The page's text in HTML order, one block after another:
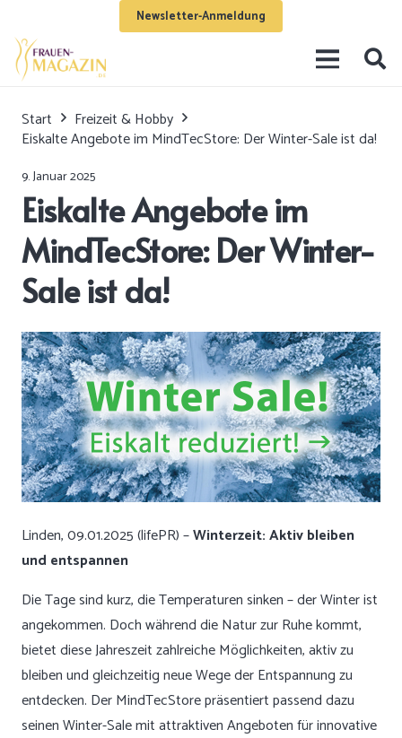
Newsletter-Anmeldung
Start
Freizeit & Hobby
Eiskalte Angebote im MindTecStore: Der Winter-Sale ist da!
9. Januar 2025
Eiskalte Angebote im
MindTecStore: Der Winter-
Sale ist da!
Linden, 09.01.2025 (lifePR) –Winterzeit: Aktiv bleiben
und entspannen
Die Tage sind kurz, die Temperaturen sinken – der Winter ist
angekommen. Doch während die Natur zur Ruhe kommt,
bietet diese Jahreszeit zahlreiche Möglichkeiten, aktiv zu
bleiben und gleichzeitig neue Wege der Entspannung zu
entdecken. Der MindTecStore präsentiert passend dazu
seinen Winter-Sale mit attraktiven Angeboten für innovative